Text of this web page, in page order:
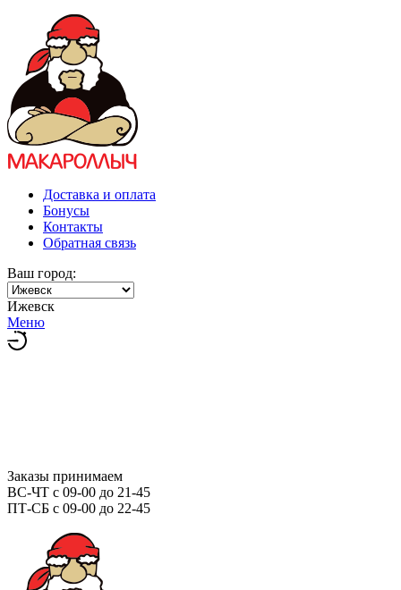
Доставка и оплата
Бонусы
Контакты
Обратная связь
Ваш город:
Ижевск
Меню
Заказы принимаем
ВС-ЧТ с 09-00 до 21-45
ПТ-СБ с 09-00 до 22-45